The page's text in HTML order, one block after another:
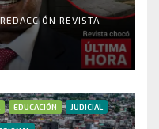
EN
DEL
REDACCIÓN REVISTA
EDUCACIÓN JUDICIAL